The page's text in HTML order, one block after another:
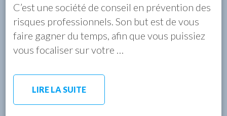
C’est une société de conseil en prévention des
risques professionnels. Son but est de vous
faire gagner du temps, afin que vous puissiez
vous focaliser sur votre …
LIRE LA SUITE